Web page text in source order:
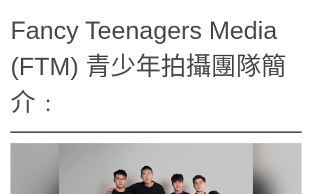
Fancy Teenagers Media
(FTM) 青少年拍攝團隊簡
介﹕